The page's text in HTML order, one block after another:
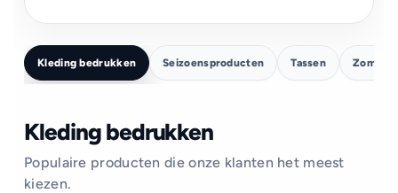
Kleding bedrukken Seizoensproducten Tassen Zomer
Kleding bedrukken
Populaire producten die onze klanten het meest
kiezen.